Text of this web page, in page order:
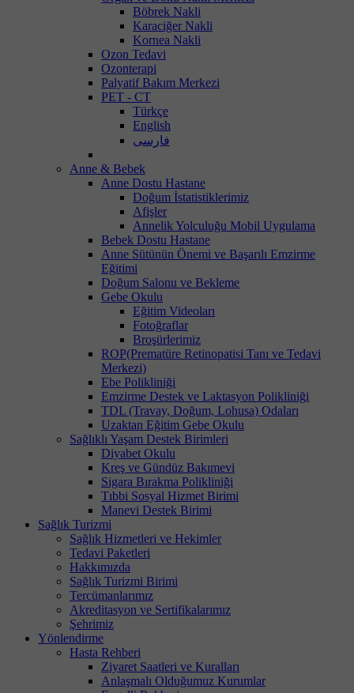
Böbrek Nakli
Karaciğer Nakli
Kornea Nakli
Ozon Tedavi
Ozonterapi
Palyatif Bakım Merkezi
PET - CT
Türkçe
English
فارسی
Anne & Bebek
Anne Dostu Hastane
Doğum İstatistiklerimiz
Afişler
Annelik Yolculuğu Mobil Uygulama
Bebek Dostu Hastane
Anne Sütünün Önemi ve Başarılı Emzirme
Eğitimi
Doğum Salonu ve Bekleme
Gebe Okulu
Eğitim Videoları
Fotoğraflar
Broşürlerimiz
ROP(Prematüre Retinopatisi Tanı ve Tedavi
Merkezi)
Ebe Polikliniği
Emzirme Destek ve Laktasyon Polikliniği
TDL (Travay, Doğum, Lohusa) Odaları
Uzaktan Eğitim Gebe Okulu
Sağlıklı Yaşam Destek Birimleri
Diyabet Okulu
Kreş ve Gündüz Bakımevi
Sigara Bırakma Polikliniği
Tıbbi Sosyal Hizmet Birimi
Manevi Destek Birimi
Sağlık Turizmi
Sağlık Hizmetleri ve Hekimler
Tedavi Paketleri
Hakkımızda
Sağlık Turizmi Birimi
Tercümanlarımız
Akreditasyon ve Sertifikalarımız
Şehrimiz
Yönlendirme
Hasta Rehberi
Ziyaret Saatleri ve Kuralları
Anlaşmalı Olduğumuz Kurumlar